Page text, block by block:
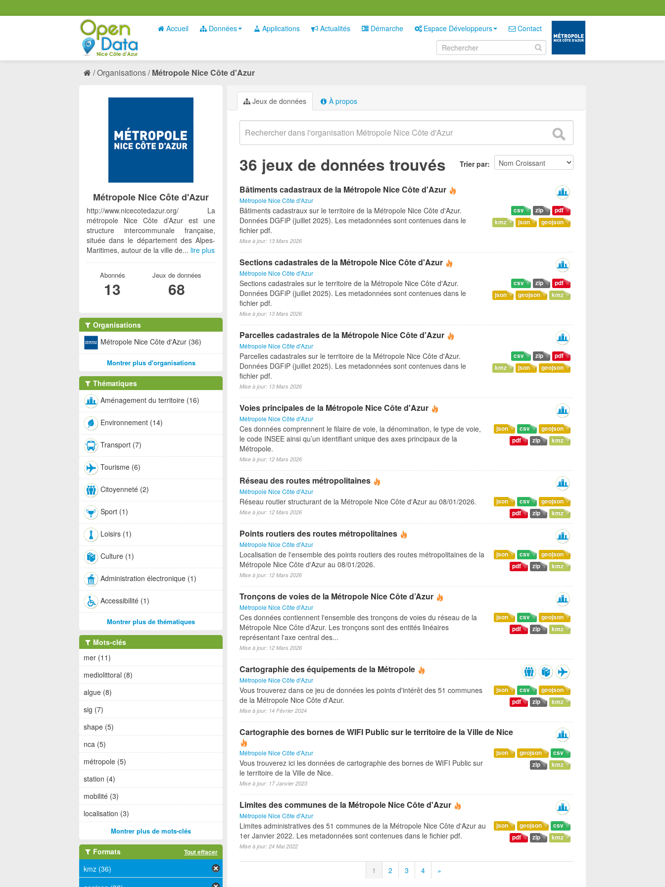
Accueil Données Applications Actualités Démarche Espace Développeurs Contact
Organisations Métropole Nice Côte d'Azur
Jeux de données À propos
Trier par
36 jeux de données trouvés
Bâtiments cadastraux de la Métropole Nice Côte d'Azur
Métropole Nice Côte d'Azur
pdf
zip
csv
geojson
json
kmz
Bâtiments cadastraux sur le territoire de la Métropole Nice Côte d'Azur.
Données DGFiP (juillet 2025). Les metadonnées sont contenues dans le
fichier pdf.
Mise à jour: 13 Mars 2026
Sections cadastrales de la Métropole Nice Côte d'Azur
Métropole Nice Côte d'Azur
pdf
zip
csv
kmz
geojson
json
Sections cadastrales sur le territoire de la Métropole Nice Côte d'Azur.
Données DGFiP (juillet 2025). Les metadonnées sont contenues dans le
fichier pdf.
Mise à jour: 13 Mars 2026
Parcelles cadastrales de la Métropole Nice Côte d'Azur
Métropole Nice Côte d'Azur
pdf
zip
csv
geojson
json
kmz
Parcelles cadastrales sur le territoire de la Métropole Nice Côte d'Azur.
Données DGFiP (juillet 2025). Les metadonnées sont contenues dans le
fichier pdf.
Mise à jour: 13 Mars 2026
Voies principales de la Métropole Nice Côte d'Azur
Métropole Nice Côte d'Azur
geojson
csv
json
kmz
zip
pdf
Ces données comprennent le filaire de voie, la dénomination, le type de voie,
le code INSEE ainsi qu’un identifiant unique des axes principaux de la
Métropole.
Mise à jour: 12 Mars 2026
Réseau des routes métropolitaines
Métropole Nice Côte d'Azur
geojson
csv
json
kmz
zip
pdf
Réseau routier structurant de la Métropole Nice Côte d'Azur au 08/01/2026.
Mise à jour: 12 Mars 2026
Points routiers des routes métropolitaines
Métropole Nice Côte d'Azur
geojson
csv
json
kmz
zip
pdf
Localisation de l'ensemble des points routiers des routes métropolitaines de la
Métropole Nice Côte d'Azur au 08/01/2026.
Mise à jour: 12 Mars 2026
Tronçons de voies de la Métropole Nice Côte d’Azur
Métropole Nice Côte d'Azur
geojson
csv
json
kmz
zip
pdf
Ces données contiennent l'ensemble des tronçons de voies du réseau de la
Métropole Nice Côte d’Azur. Les tronçons sont des entités linéaires
représentant l'axe central des...
Mise à jour: 12 Mars 2026
Cartographie des équipements de la Métropole
Métropole Nice Côte d'Azur
geojson
csv
json
kmz
zip
pdf
Vous trouverez dans ce jeu de données les points d'intérêt des 51 communes
de la Métropole Nice Côte d'Azur.
Mise à jour: 14 Février 2024
Cartographie des bornes de WIFI Public sur le territoire de la Ville de Nice
Métropole Nice Côte d'Azur csv
geojson
json
kmz
zip
Vous trouverez ici les données de cartographie des bornes de WIFI Public sur
le territoire de la Ville de Nice.
Mise à jour: 17 Janvier 2023
Limites des communes de la Métropole Nice Côte d'Azur
Métropole Nice Côte d'Azur
csv
geojson
json
kmz
zip
pdf
Limites administratives des 51 communes de la Métropole Nice Côte d'Azur au
1er Janvier 2022. Les metadonnées sont contenues dans le fichier pdf.
Mise à jour: 24 Mai 2022
1 2 3 4 »
Métropole Nice Côte d'Azur
http://www.nicecotedazur.org/ La
métropole Nice Côte d’Azur est une
structure intercommunale française,
située dans le département des Alpes-
Maritimes, autour de la ville de... lire plus
Abonnés
13
Jeux de données
68
Organisations
Métropole Nice Côte d'Azur (36)
Montrer plus d'organisations
Thématiques
Aménagement du territoire (16)
Environnement (14)
Transport (7)
Tourisme (6)
Citoyenneté (2)
Sport (1)
Loisirs (1)
Culture (1)
Administration électronique (1)
Accessibilité (1)
Montrer plus de thématiques
Mots-clés
mer (11)
mediolittoral (8)
algue (8)
sig (7)
shape (5)
nca (5)
métropole (5)
station (4)
mobilité (3)
localisation (3)
Montrer plus de mots-clés
Formats Tout effacer
kmz (36)